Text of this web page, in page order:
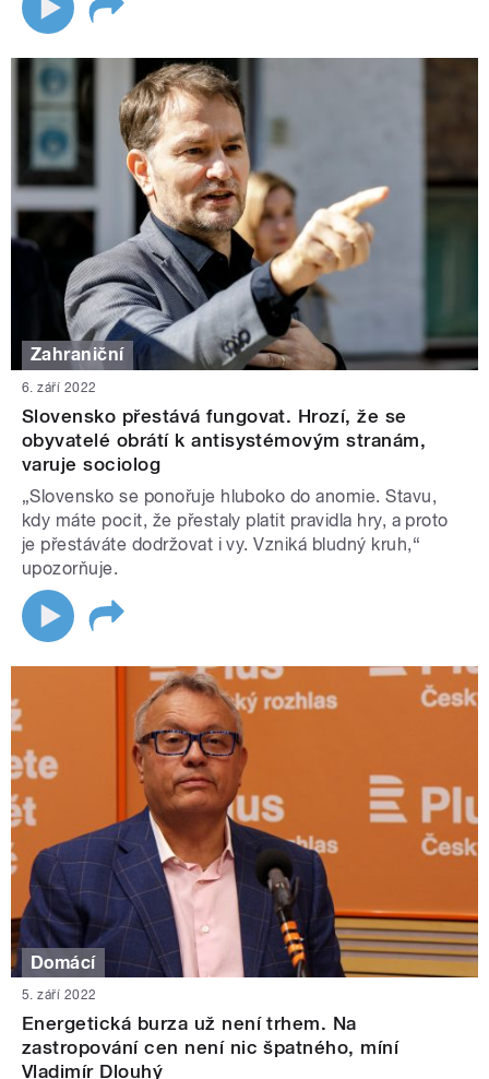
Zahraniční
6. září 2022
Slovensko přestává fungovat. Hrozí, že se
obyvatelé obrátí k antisystémovým stranám,
varuje sociolog
„Slovensko se ponořuje hluboko do anomie. Stavu,
kdy máte pocit, že přestaly platit pravidla hry, a proto
je přestáváte dodržovat i vy. Vzniká bludný kruh,“
upozorňuje.
Domácí
5. září 2022
Energetická burza už není trhem. Na
zastropování cen není nic špatného, míní
Vladimír Dlouhý